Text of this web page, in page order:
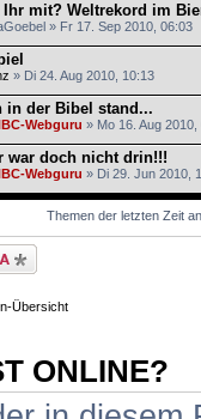
Ihr mit? Weltrekord im
» Fr 17. Sep 2010, 06:03
» Di 24. Aug 2010, 10:13
in der Bibel stand...
Webguru » Mo 16. Aug 2010,
war doch nicht drin!!!
Webguru » Di 29. Jun 2010,
Themen der letzten Zeit
Übersicht
ONLINE?